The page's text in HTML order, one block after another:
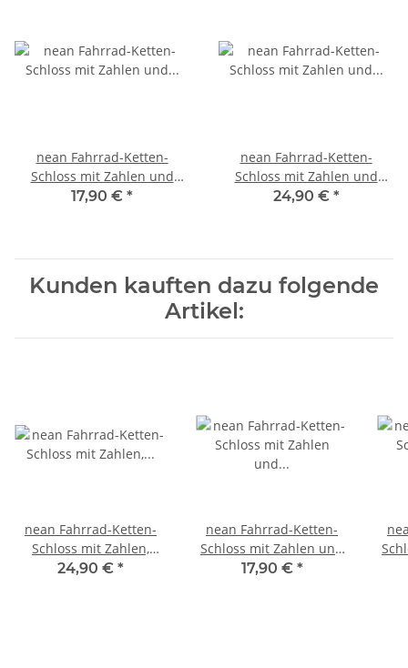
nean Fahrrad-Ketten-
Schloss mit Zahlen und
Textilummantelung 6 x 900
17,90 € *
nean Fahrrad-Ketten-
Schloss mit Zahlen und
Vierkant-Kettenglieder 6 x 6
24,90 € *
Kunden kauften dazu folgende
Artikel:
nean Fahrrad-Ketten-
Schloss mit Zahlen,
Vierkant-Kettenglieder
24,90 € *
nean Fahrrad-Ketten-
Schloss mit Zahlen und
Textilummantelung 6 x
17,90 € *